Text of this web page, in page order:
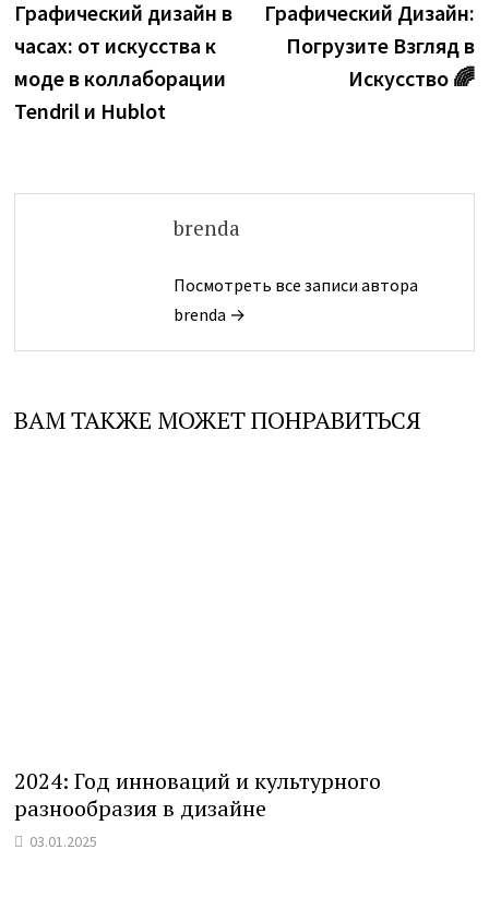
по
записям
запись:
Графический дизайн в
часах: от искусства к
моде в коллаборации
Tendril и Hublot
Графический Дизайн:
Погрузите Взгляд в
Искусство 🌈
brenda
Посмотреть все записи автора
brenda →
ВАМ ТАКЖЕ МОЖЕТ ПОНРАВИТЬСЯ
2024: Год инноваций и культурного
разнообразия в дизайне
03.01.2025